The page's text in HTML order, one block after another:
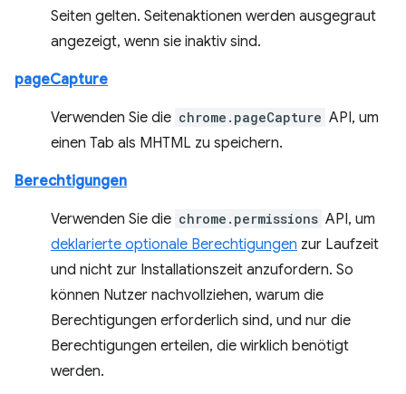
Seiten gelten. Seitenaktionen werden ausgegraut
angezeigt, wenn sie inaktiv sind.
pageCapture
Verwenden Sie die chrome.pageCapture API, um
einen Tab als MHTML zu speichern.
Berechtigungen
Verwenden Sie die chrome.permissions API, um
deklarierte optionale Berechtigungen zur Laufzeit
und nicht zur Installationszeit anzufordern. So
können Nutzer nachvollziehen, warum die
Berechtigungen erforderlich sind, und nur die
Berechtigungen erteilen, die wirklich benötigt
werden.